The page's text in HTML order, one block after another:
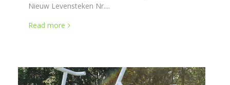
Nieuw Levensteken Nr....
Read more